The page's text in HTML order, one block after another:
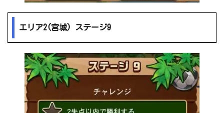
エリア2(宮城) ステージ9